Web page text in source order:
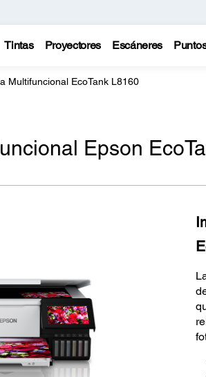
Tintas Proyectores Escáneres
Multifuncional EcoTank L8160
Epson